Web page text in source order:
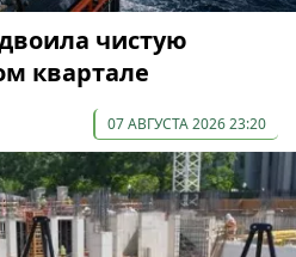
чистую
квартале
07 АВГУСТА 2026 23:20